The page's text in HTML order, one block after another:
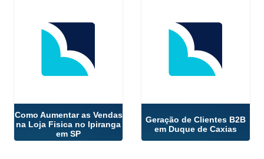
Como Aumentar as Vendas
na Loja Fisica no Ipiranga
em SP
Geração de Clientes B2B
em Duque de Caxias